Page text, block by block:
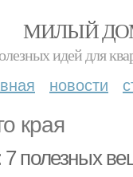
МИЛЫЙ
идей для
новости
края
7 полезных